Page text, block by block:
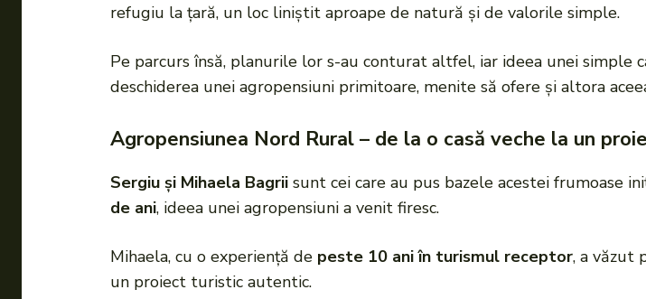
refugiu la țară, un loc liniștit aproape de natură și de valorile simple.
Pe parcurs însă, planurile lor s-au conturat altfel, iar ideea unei simple
deschiderea unei agropensiuni primitoare, menite să ofere și altora
Agropensiunea Nord Rural – de la o casă veche la un
Sergiu și Mihaela Bagrii sunt cei care au pus bazele acestei frumoase
de ani, ideea unei agropensiuni a venit firesc.
Mihaela, cu o experiență de peste 10 ani în turismul receptor, a văzut
un proiect turistic autentic.